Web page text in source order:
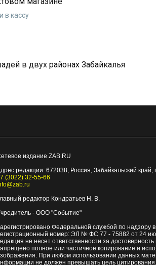
в кассу
в двух районах Забайкалья
издание ZAB.RU
редакции: 672038, Россия, Забайкальский край,
(3022) 32-55-66
редактор Кондратьев Н. В.
- ООО "Событие"
Федеральной службой по
номер: ЭЛ № ФС 77 - 75882 от 24
не несет ответственности за
полное или частичное копирование и
При любом использовании данных
не должен превышать цель